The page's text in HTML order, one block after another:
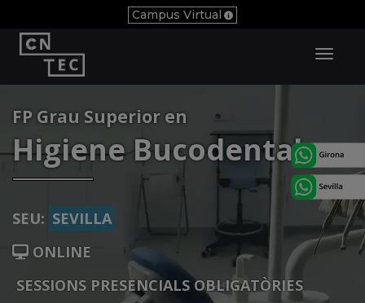
Campus Virtual
FP Grau Superior en
Higiene Bucodental
SEU: SEVILLA
ONLINE
SESSIONS PRESENCIALS OBLIGATÒRIES